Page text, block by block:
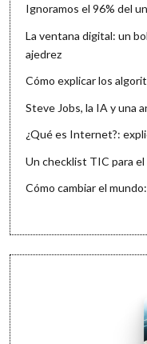
Ignoramos el 96% del
La ventana digital: un
ajedrez
Cómo explicar los
Steve Jobs, la IA y una
¿Qué es Internet?:
Un checklist TIC para el
Cómo cambiar el